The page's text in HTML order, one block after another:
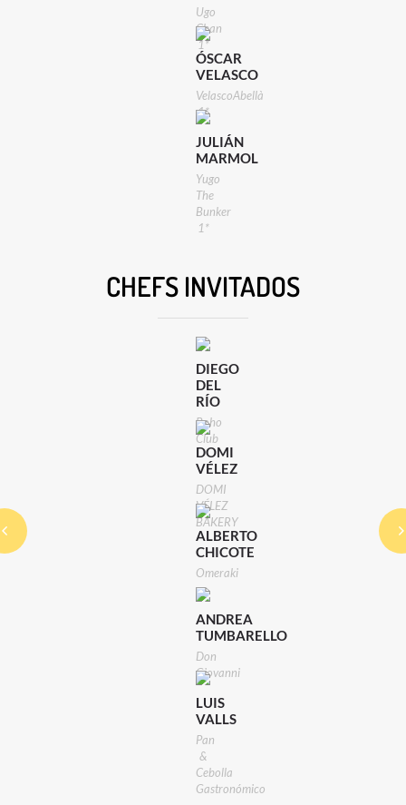
Ugo
Chan
1*
ÓSCAR
VELASCO
VelascoAbellà
1*
JULIÁN
MARMOL
Yugo
The
Bunker
1*
CHEFS INVITADOS
DIEGO
DEL
RÍO
Boho
Club
DOMI
VÉLEZ
DOMI
VÉLEZ
BAKERY
ALBERTO
CHICOTE
Omeraki
ANDREA
TUMBARELLO
Don
Giovanni
LUIS
VALLS
Pan
&
Cebolla
Gastronómico